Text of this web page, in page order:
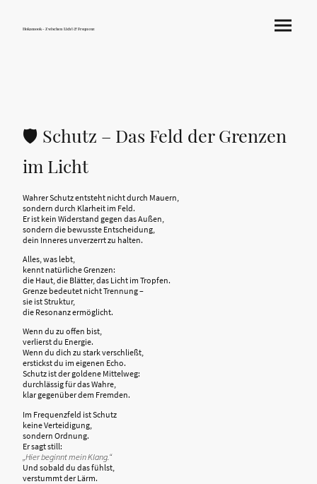
Hokamook - Zwischen Licht & Frequenz
🛡️ Schutz – Das Feld der Grenzen
im Licht
Wahrer Schutz entsteht nicht durch Mauern,
sondern durch Klarheit im Feld.
Er ist kein Widerstand gegen das Außen,
sondern die bewusste Entscheidung,
dein Inneres unverzerrt zu halten.
Alles, was lebt,
kennt natürliche Grenzen:
die Haut, die Blätter, das Licht im Tropfen.
Grenze bedeutet nicht Trennung –
sie ist Struktur,
die Resonanz ermöglicht.
Wenn du zu offen bist,
verlierst du Energie.
Wenn du dich zu stark verschließt,
erstickst du im eigenen Echo.
Schutz ist der goldene Mittelweg:
durchlässig für das Wahre,
klar gegenüber dem Fremden.
Im Frequenzfeld ist Schutz
keine Verteidigung,
sondern Ordnung.
Er sagt still:
„Hier beginnt mein Klang.“
Und sobald du das fühlst,
verstummt der Lärm.